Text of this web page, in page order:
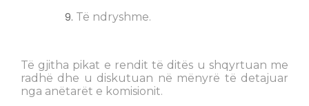
Të ndryshme.
Të gjitha pikat e rendit të ditës u shqyrtuan me
radhë dhe u diskutuan në mënyrë të detajuar
nga anëtarët e komisionit.